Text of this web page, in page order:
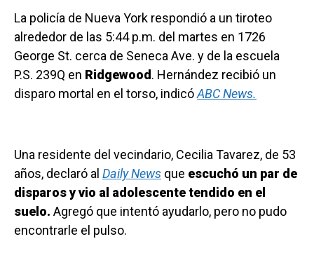
La policía de Nueva York respondió a un tiroteo
alrededor de las 5:44 p.m. del martes en 1726
George St. cerca de Seneca Ave. y de la escuela
P.S. 239Q en Ridgewood . Hernández recibió un
disparo mortal en el torso, indicóABC News.
Una residente del vecindario, Cecilia Tavarez, de 53
años, declaró al Daily News que escuchó un par de
disparos y vio al adolescente tendido en el
suelo. Agregó que intentó ayudarlo, pero no pudo
encontrarle el pulso.